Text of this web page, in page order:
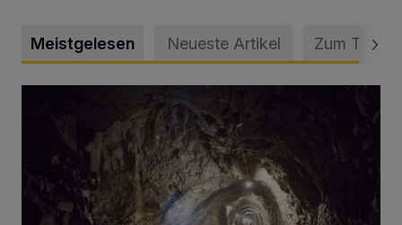
Meistgelesen Neueste Artikel Zum Thema